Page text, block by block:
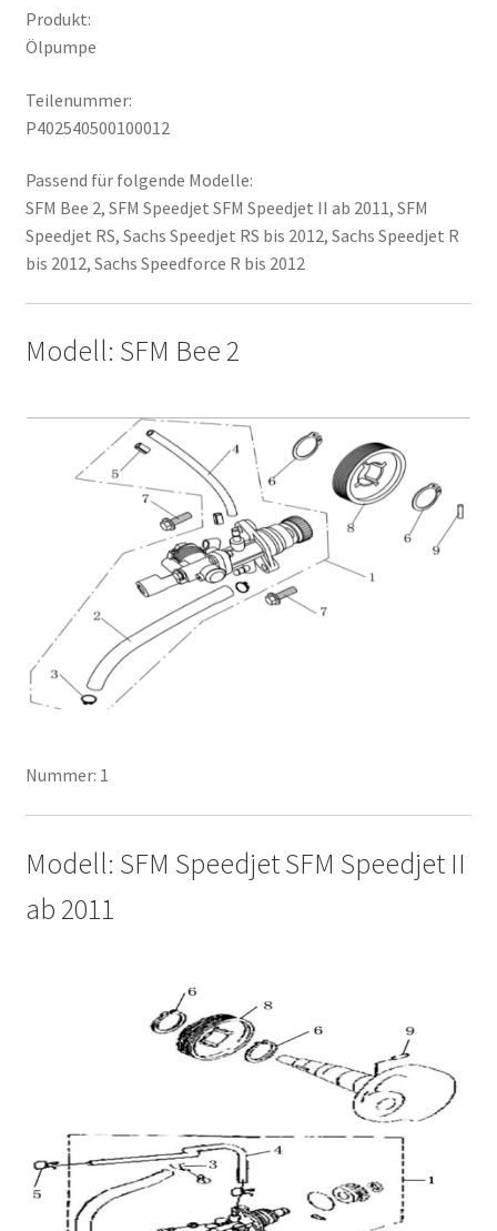
Produkt:
Ölpumpe
Teilenummer:
P402540500100012
Passend für folgende Modelle:
SFM Bee 2, SFM Speedjet SFM Speedjet II ab 2011, SFM
Speedjet RS, Sachs Speedjet RS bis 2012, Sachs Speedjet R
bis 2012, Sachs Speedforce R bis 2012
Modell: SFM Bee 2
Nummer: 1
Modell: SFM Speedjet SFM Speedjet II
ab 2011